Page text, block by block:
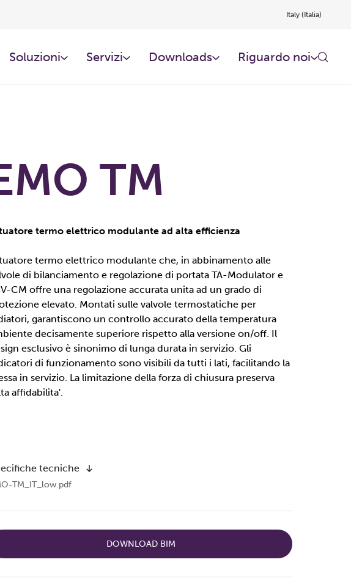
Italy (Italia)
Soluzioni Servizi Downloads Riguardo noi​
TM
termo elettrico modulante ad alta efficienza
termo elettrico modulante che, in abbinamento alle
di bilanciamento e regolazione di portata TA-Modulator e
CM offre una regolazione accurata unita ad un grado di
elevato. Montati sulle valvole termostatiche per
garantiscono un controllo accurato della temperatura
decisamente superiore rispetto alla versione on/off. Il
esclusivo è sinonimo di lunga durata in servizio. Gli
di funzionamento sono visibili da tutti i lati, facilitando la
in servizio. La limitazione della forza di chiusura preserva
affidabilita'.
tecniche
TM_IT_low.pdf
DOWNLOAD BIM